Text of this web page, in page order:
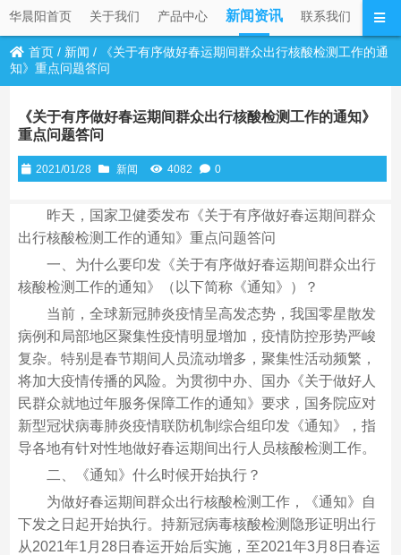
华晨阳首页 关于我们 产品中心 新闻资讯 联系我们
首页 / 新闻 /
《关于有序做好春运期间群众出行核酸检测工作的通
知》重点问题答问
《关于有序做好春运期间群众出行核酸检测工作的通知》
重点问题答问
2021/01/28 新闻 4082 0
昨天，国家卫健委发布《关于有序做好春运期间群众
出行核酸检测工作的通知》重点问题答问
一、为什么要印发《关于有序做好春运期间群众出行
核酸检测工作的通知》（以下简称《通知》）？
当前，全球新冠肺炎疫情呈高发态势，我国零星散发
病例和局部地区聚集性疫情明显增加，疫情防控形势严峻
复杂。特别是春节期间人员流动增多，聚集性活动频繁，
将加大疫情传播的风险。为贯彻中办、国办《关于做好人
民群众就地过年服务保障工作的通知》要求，国务院应对
新型冠状病毒肺炎疫情联防机制综合组印发《通知》，指
导各地有针对性地做好春运期间出行人员核酸检测工作。
二、《通知》什么时候开始执行？
为做好春运期间群众出行核酸检测工作，《通知》自
下发之日起开始执行。持新冠病毒核酸检测隐形证明出行
从2021年1月28日春运开始后实施，至2021年3月8日春运